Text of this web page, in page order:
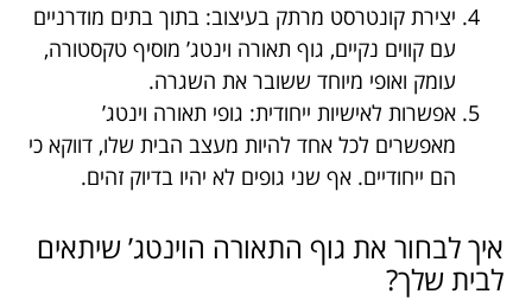
יצירת קונטרסט מרתק בעיצוב: בתוך בתים מודרניים
עם קווים נקיים, גוף תאורה וינטג’ מוסיף טקסטורה,
עומק ואופי מיוחד ששובר את השגרה.
אפשרות לאישיות ייחודית: גופי תאורה וינטג’
מאפשרים לכל אחד להיות מעצב הבית שלו, דווקא כי
הם ייחודיים. אף שני גופים לא יהיו בדיוק זהים.
איך לבחור את גוף התאורה הוינטג’ שיתאים
לבית שלך?